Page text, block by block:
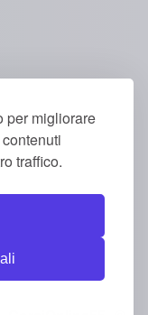
per migliorare
traffico.